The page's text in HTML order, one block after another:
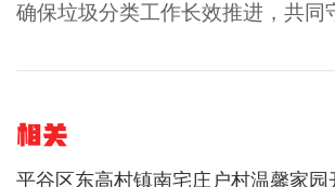
确保垃圾分类工作长效推进，共同
相关
平谷区东高村镇南宅庄户村温馨家